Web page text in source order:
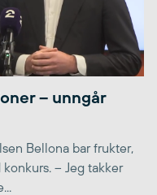
– unngår
Bellona bar frukter,
– Jeg takker